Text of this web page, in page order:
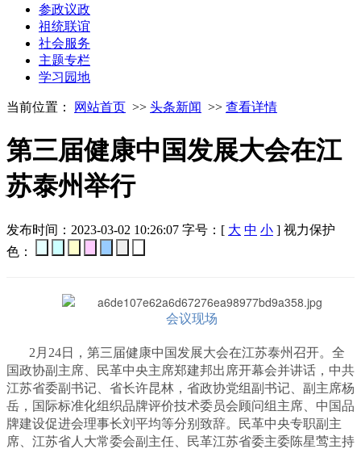
参政议政
祖统联谊
社会服务
主题专栏
学习园地
当前位置： 网站首页 >> 头条新闻 >> 查看详情
第三届健康中国发展大会在江
苏泰州举行
发布时间：2023-03-02 10:26:07 字号：[ 大 中 小 ] 视力保护
色：
会议现场
2月24日，第三届健康中国发展大会在江苏泰州召开。全
国政协副主席、民革中央主席郑建邦出席开幕会并讲话，中共
江苏省委副书记、省长许昆林，省政协党组副书记、副主席杨
岳，国际标准化组织品牌评价技术委员会顾问组主席、中国品
牌建设促进会理事长刘平均等分别致辞。民革中央专职副主
席、江苏省人大常委会副主任、民革江苏省委主委陈星莺主持